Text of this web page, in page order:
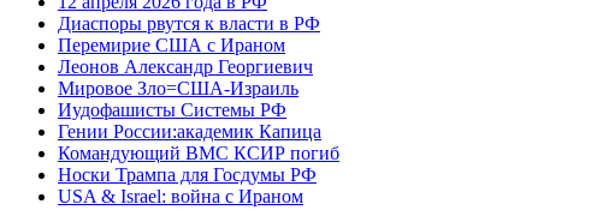
Диаспоры рвутся к власти в РФ
Перемирие США с Ираном
Леонов Александр Георгиевич
Мировое Зло=США-Израиль
Иудофашисты Системы РФ
Гении России:академик Капица
Командующий ВМС КСИР погиб
Носки Трампа для Госдумы РФ
USA & Israel: война с Ираном